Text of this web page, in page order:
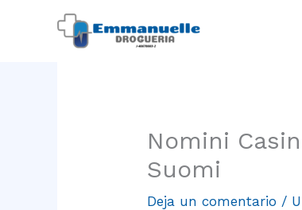
Nomini
Suomi
Deja un comentario /